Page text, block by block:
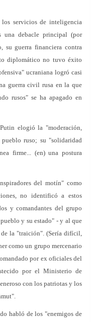
servicios de inteligencia
una debacle principal (por
su guerra financiera contra
diplomático no tuvo éxito
ucraniana logró casi
guerra civil rusa en la que
rusos" se ha apagado en
elogió la "moderación,
ruso; su "solidaridad
firme... (en) una postura
del motín" como
no identificó a estos
y comandantes del grupo
y su estado" - y al que
la "traición". (Sería difícil,
como un grupo mercenario
por ex oficiales del
por el Ministerio de
con los patriotas y los
habló de los "enemigos de